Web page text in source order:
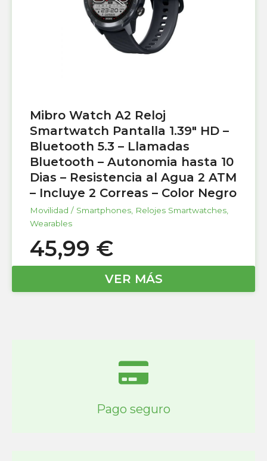
Mibro Watch A2 Reloj
Smartwatch Pantalla 1.39″ HD –
Bluetooth 5.3 – Llamadas
Bluetooth – Autonomia hasta 10
Dias – Resistencia al Agua 2 ATM
– Incluye 2 Correas – Color Negro
Movilidad / Smartphones, Relojes Smartwatches,
Wearables
45,99 €
VER MÁS
Pago seguro